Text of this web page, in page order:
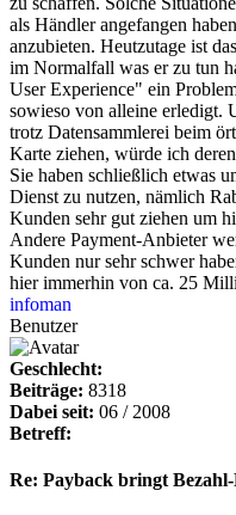
als Händler angefangen
anzubieten. Heutzutage ist
im Normalfall was er zu tun
User Experience" ein
sowieso von alleine erledigt.
trotz Datensammlerei beim
Karte ziehen, würde ich
Sie haben schließlich etwas
Dienst zu nutzen, nämlich
Kunden sehr gut ziehen um
Andere Payment-Anbieter
Kunden nur sehr schwer
hier immerhin von ca. 25
infoman
Benutzer
Geschlecht:
Beiträge: 8318
Dabei seit: 06 / 2008
Betreff:
Re: Payback bringt